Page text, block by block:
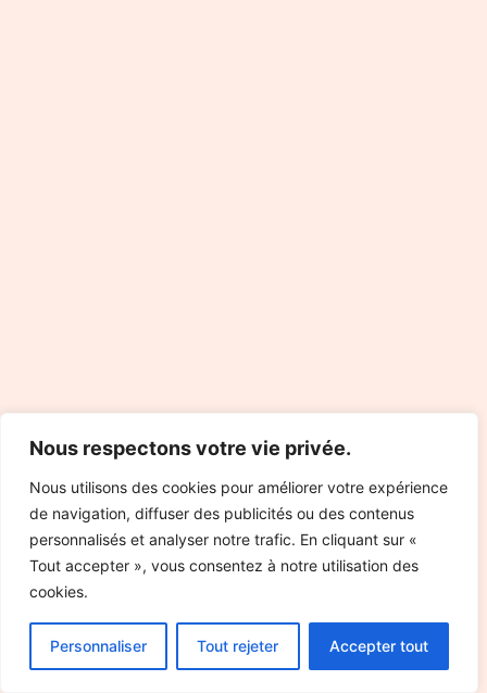
Nous respectons votre vie privée.
Nous utilisons des cookies pour améliorer votre expérience
de navigation, diffuser des publicités ou des contenus
personnalisés et analyser notre trafic. En cliquant sur «
Tout accepter », vous consentez à notre utilisation des
cookies.
Personnaliser Tout rejeter Accepter tout